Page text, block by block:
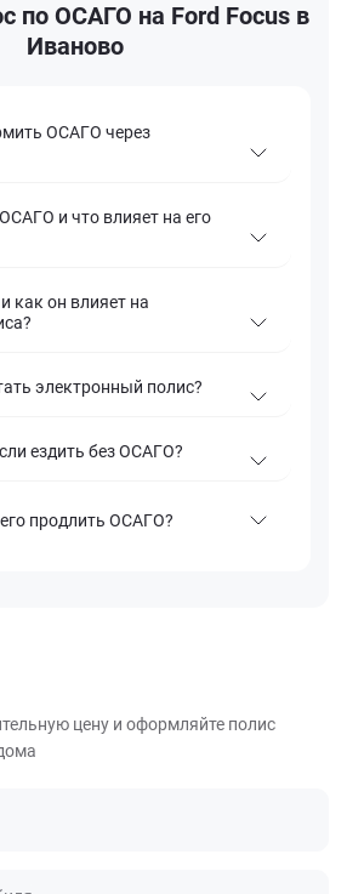
по ОСАГО на Ford Focus в
Иваново
ОСАГО через
и что влияет на его
как он влияет на
электронный полис?
ездить без ОСАГО?
продлить ОСАГО?
цену и оформляйте полис